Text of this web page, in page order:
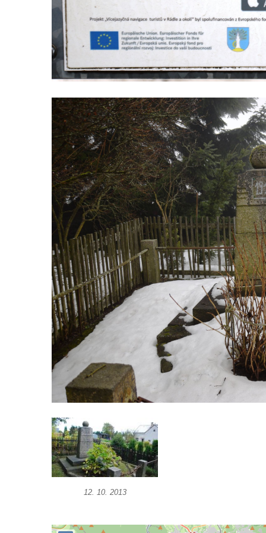
Předoníně
Pomník obětem 2. světové války v Plavu
Pamětní deska obětem 1. světové války v
Kenotaf Pepiho Meisela na hřbitově v
Kenotaf Leopolda Malata na hřbitově v
Dolním Podluží
Kenotaf Antona Klause na hřbitově v
Dolním Podluží
Kenotaf Heinricha Klause na hřbitově v
Dolním Podluží
Kenotaf Josefa Stolle na hřbitově v Dolním
Podluží
Pomník obětem 1. světové války na
židovském hřbitově v Mostě
Hrob Aloise Podrábského na hřbitově v
Račicích
Pamětní deska Miroslava Švice na domě
čp. 43 v Lužci nad Vltavou
Pomník obětem 2. světové války v ulici 1.
máje v Lužci nad Vltavou
Pomník obětem válek v ulici 1. máje v Lužci
nad Vltavou
Vojkovic
Pomník obětem válek před hřbitovem v
Hostíně u Vojkovic
12. 10. 2013